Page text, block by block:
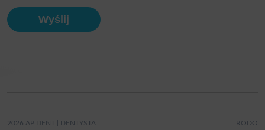
2026 AP DENT | DENTYSTA RODO